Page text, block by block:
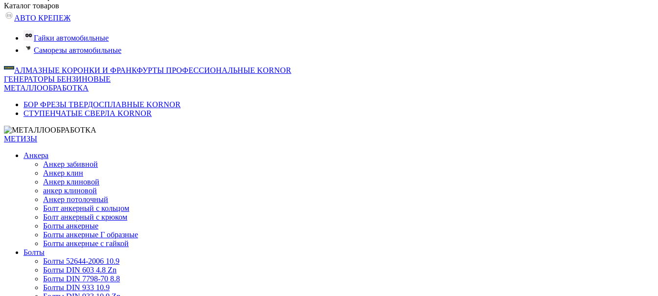
Каталог товаров
АВТО КРЕПЕЖ
Гайки автомобильные
Саморезы автомобильные
АЛМАЗНЫЕ КОРОНКИ И ФРАНКФУРТЫ ПРОФЕССИОНАЛЬНЫЕ KORNOR
ГЕНЕРАТОРЫ БЕНЗИНОВЫЕ
МЕТАЛЛООБРАБОТКА
БОР ФРЕЗЫ ТВЕРДОСПЛАВНЫЕ KORNOR
СТУПЕНЧАТЫЕ СВЕРЛА KORNОR
МЕТИЗЫ
Анкера
Анкер забивной
Анкер клин
Анкер клиновой
анкер клиновой
Анкер потолочный
Болт анкерный с кольцом
Болт анкерный с крюком
Болты анкерные
Болты анкерные Г образные
Болты анкерные с гайкой
Болты
Болты 52644-2006 10.9
Болты DIN 603 4.8 Zn
Болты DIN 7798-70 8.8
Болты DIN 933 10.9